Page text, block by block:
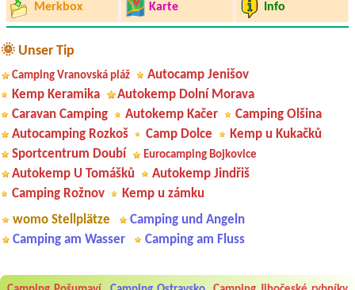
Merkbox Karte Info
🌞 Unser Tip
Camping Vranovská pláž
Autocamp Jenišov
Kemp Keramika
Autokemp Dolní Morava
Caravan Camping
Autokemp Kačer
Camping Olšina
Autocamping Rozkoš
Camp Dolce
Kemp u Kukačků
Sportcentrum Doubí
Eurocamping Bojkovice
Autokemp U Tomášků
Autokemp Jindřiš
Camping Rožnov
Kemp u zámku
womo Stellplätze
Camping und Angeln
Camping am Wasser
Camping am Fluss
Aneta Melicharová***